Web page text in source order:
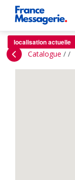
localisation actuelle
Catalogue / /